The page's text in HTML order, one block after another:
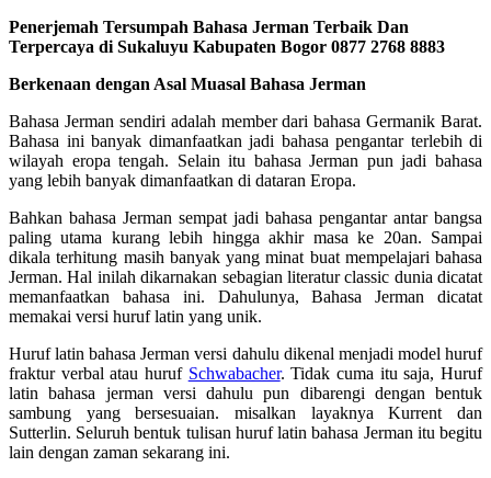
Penerjemah Tersumpah Bahasa Jerman Terbaik Dan
Terpercaya di Sukaluyu Kabupaten Bogor 0877 2768 8883
Berkenaan dengan Asal Muasal Bahasa Jerman
Bahasa Jerman sendiri adalah member dari bahasa Germanik Barat.
Bahasa ini banyak dimanfaatkan jadi bahasa pengantar terlebih di
wilayah eropa tengah. Selain itu bahasa Jerman pun jadi bahasa
yang lebih banyak dimanfaatkan di dataran Eropa.
Bahkan bahasa Jerman sempat jadi bahasa pengantar antar bangsa
paling utama kurang lebih hingga akhir masa ke 20an. Sampai
dikala terhitung masih banyak yang minat buat mempelajari bahasa
Jerman. Hal inilah dikarnakan sebagian literatur classic dunia dicatat
memanfaatkan bahasa ini. Dahulunya, Bahasa Jerman dicatat
memakai versi huruf latin yang unik.
Huruf latin bahasa Jerman versi dahulu dikenal menjadi model huruf
fraktur verbal atau huruf Schwabacher. Tidak cuma itu saja, Huruf
latin bahasa jerman versi dahulu pun dibarengi dengan bentuk
sambung yang bersesuaian. misalkan layaknya Kurrent dan
Sutterlin. Seluruh bentuk tulisan huruf latin bahasa Jerman itu begitu
lain dengan zaman sekarang ini.